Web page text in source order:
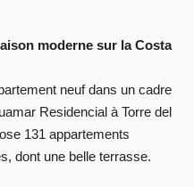
moderne sur la Costa
neuf dans un cadre
Residencial à Torre del
131 appartements
dont une belle terrasse.